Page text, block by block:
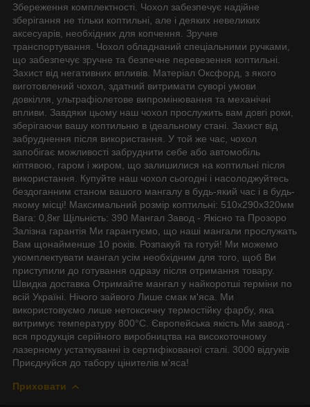
Збереження комплектності. Чохол забезпечує надійне
зберігання не тільки коптильні, але і деяких невеликих
аксесуарів, необхідних для копчення. Зручне
транспортування. Чохол обладнаний спеціальними ручками,
що забезпечує зручне та безпечне перевезення коптильні.
Захист від негативних впливів. Матеріал Оксфорд, з якого
виготовлений чохол, здатний витримати суворі умови
довкілля, ультрафіолетове випромінювання та механічні
впливи. Завдяки цьому наш чохол прослужить вам довгі роки,
зберігаючи вашу коптильню в ідеальному стані. Захист від
забруднення після використання. У той же час, чохол
запобігає можливості забруднити себе або автомобіль
кіптявою, гаром і жиром, що залишилися на коптильні після
використання. Купуйте наш чохол сьогодні і насолоджуйтесь
бездоганним станом вашого мангалу в будь-який час і в будь-
якому місці! Максимальний розмір коптильні: 510х290х320мм
Вага: 0,8кг Щільність: 390 Мангал Завод - Якісно та Прозоро
Залізна гарантія Ми гарантуємо, що наші мангали прослужать
Вам щонайменше 10 років. Розпакуй та готуй! Ми можемо
укомплектувати мангал усім необхідним для того, щоб Ви
приступили до готування одразу після отримання товару.
Швидка доставка Отримайте мангал у найкоротші терміни по
всій Україні. Нічого зайвого Лише смак м'яса. Ми
використовуємо лише нетоксичну термостійку фарбу, яка
витримує температуру 800°С. Європейська якість Ми завод -
вся продукція серійного виробництва на високоточному
лазерному устаткуванні із сертифікованої сталі. 3000 відгуків
Приєднуйся до табору цінителів м'яса!
Приховати